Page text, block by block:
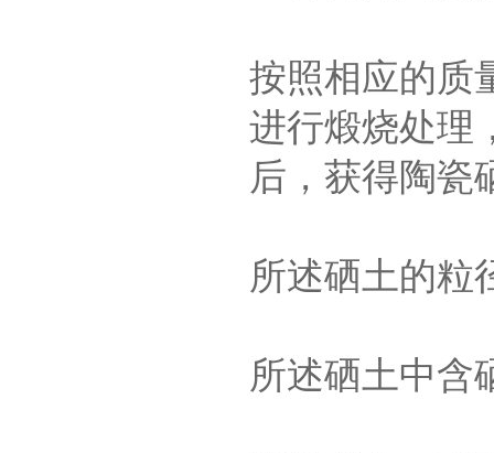
按照相应的质
进行煅烧处理
后，获得陶瓷
所述硒土的粒
所述硒土中含